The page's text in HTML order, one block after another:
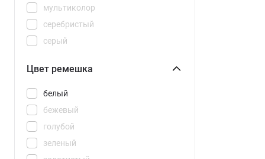
Watch S5
Watch Ultra 3
мультиколор
серебристый
серый
черный
Цвет ремешка
бежевый
белый
голубой
зеленый